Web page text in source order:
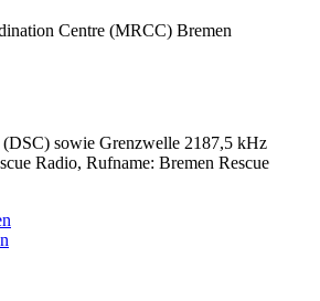
Centre (MRCC) Bremen
sowie Grenzwelle 2187,5 kHz
Radio, Rufname: Bremen Rescue